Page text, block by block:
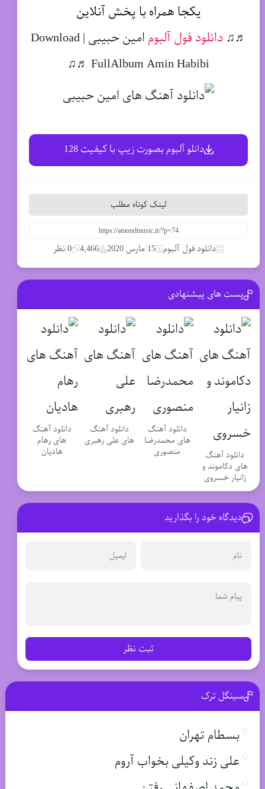
یکجا همراه با پخش آنلاین
♬♫دانلود فول آلبوم
امین حبیبی | Download
FullAlbum Amin Habibi ♬♫
دانلو آلبوم بصورت زیپ با کیفیت 128
لینک کوتاه مطلب
دانلود فول آلبوم 15 مارس 2020 4,466 0 نظر
پست های پیشنهادی
دانلود آهنگ
های دکاموند و
زانیار خسروی
دانلود آهنگ
های محمدرضا
منصوری
دانلود آهنگ
های علی رهبری
دانلود آهنگ
های رهام
هادیان
دیدگاه خود را بگذارید
ثبت نظر
سینگل ترک
بسطام تهران
علی زند وکیلی بخواب آروم